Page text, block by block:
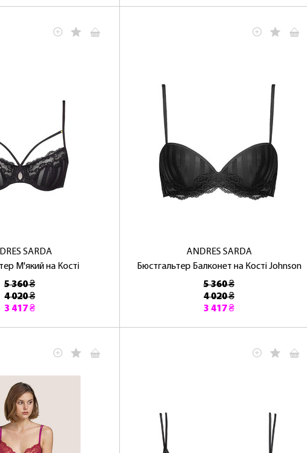
SARDA
М'який на Кості
5 360 ₴
4 020 ₴
3 417 ₴
ANDRES SARDA
Бюстгальтер Балконет на Кості Johnson
5 360 ₴
4 020 ₴
3 417 ₴